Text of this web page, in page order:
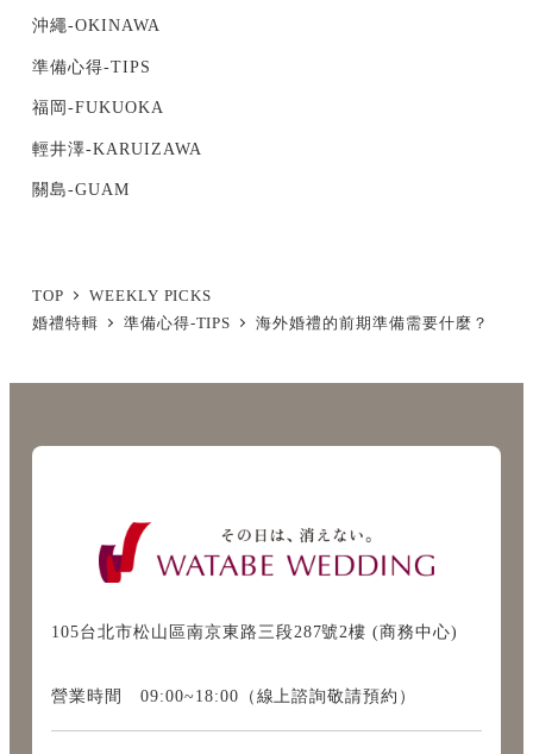
沖繩-OKINAWA
準備心得-TIPS
福岡-FUKUOKA
輕井澤-KARUIZAWA
關島-GUAM
TOP
WEEKLY PICKS
婚禮特輯
準備心得-TIPS 海外婚禮的前期準備需要什麼？
105台北市松山區南京東路三段287號2樓 (商務中心)
營業時間 09:00~18:00（線上諮詢敬請預約）